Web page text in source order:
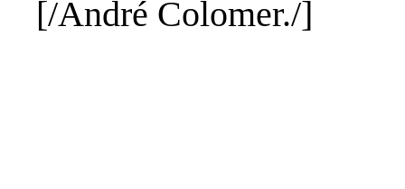
[/André Colomer./]